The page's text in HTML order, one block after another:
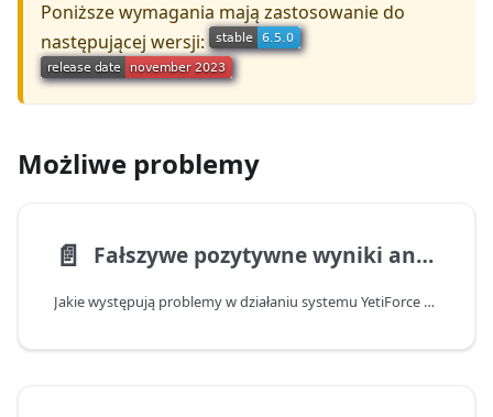
Poniższe wymagania mają zastosowanie do
następującej wersji:
Możliwe problemy
📄️ Fałszywe pozytywne wyniki analizy YetiForce przez ModSecurity
Jakie występują problemy w działaniu systemu YetiForce z ModSecurity